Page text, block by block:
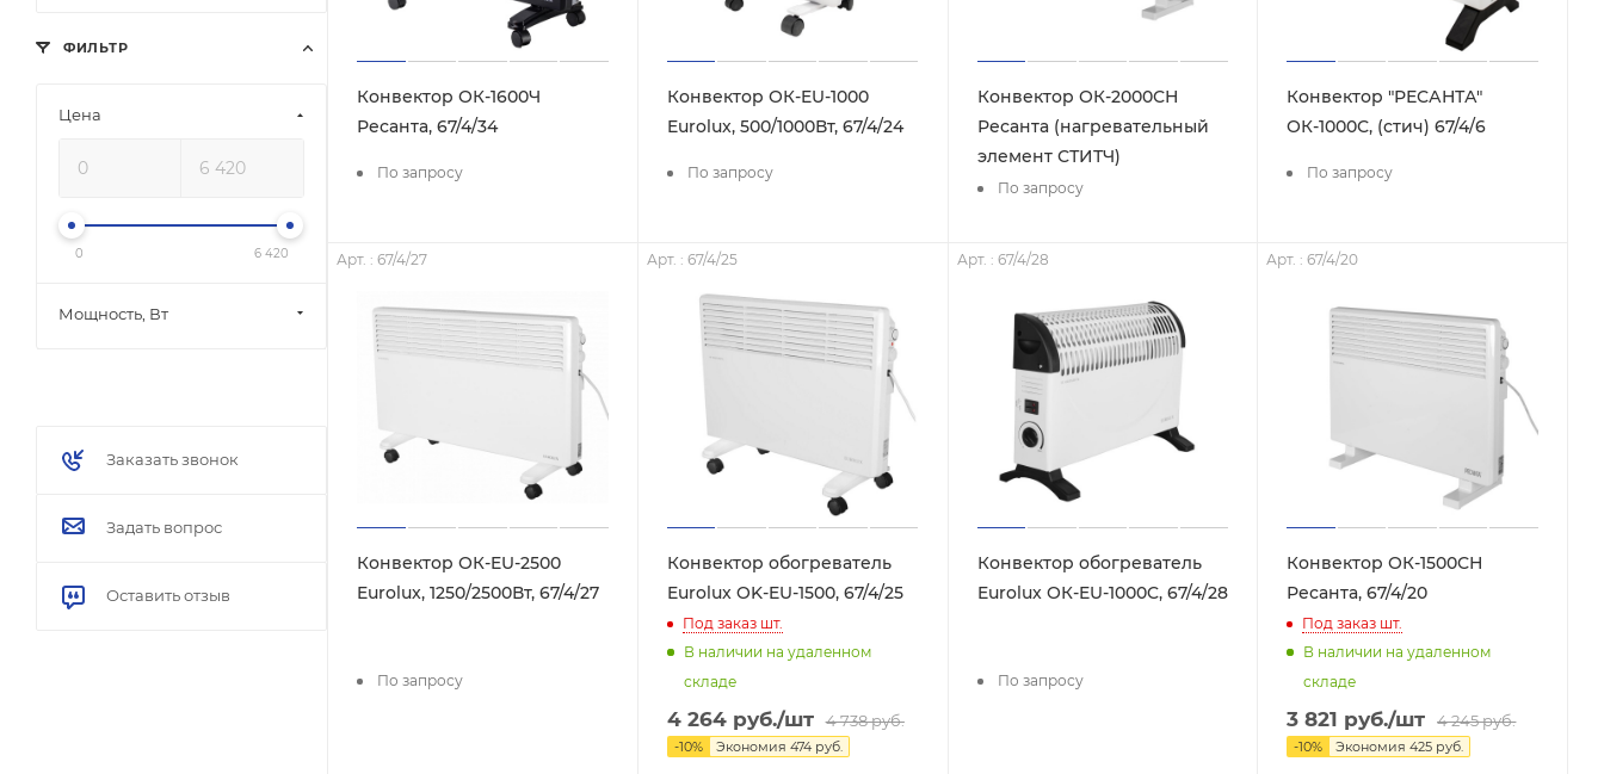
Конвектор ОК-1600Ч
Ресанта, 67/4/34
По запросу
Конвектор ОК-EU-1000
Eurolux, 500/1000Вт, 67/4/24
По запросу
Конвектор ОК-2000СН
Ресанта (нагревательный
элемент СТИТЧ)
По запросу
Конвектор "РЕСАНТА"
ОК-1000С, (стич) 67/4/6
По запросу
Арт. : 67/4/27
Конвектор ОК-EU-2500
Eurolux, 1250/2500Вт, 67/4/27
По запросу
Арт. : 67/4/25
Конвектор обогреватель
Eurolux OK-EU-1500, 67/4/25
Под заказшт.
В наличии на удаленном
складе
4 264руб./шт 4 738руб.
-10% Экономия 474руб.
Арт. : 67/4/28
Конвектор обогреватель
Eurolux ОК-EU-1000C, 67/4/28
По запросу
Арт. : 67/4/20
Конвектор ОК-1500СН
Ресанта, 67/4/20
Под заказ шт.
В наличии на удаленном
складе
3 821 руб./шт 4 245руб.
-10% Экономия425 руб.
ФИЛЬТР
Цена
0 6 420
Мощность, Вт
Заказать звонок
Задать вопрос
Оставить отзыв